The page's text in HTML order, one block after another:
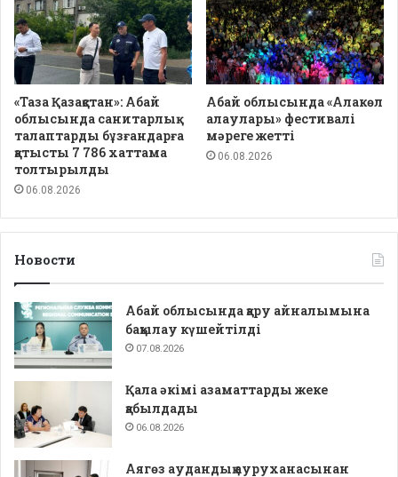
«Таза Қазақстан»: Абай
облысында санитарлық
талаптарды бұзғандарға
қатысты 7 786 хаттама
толтырылды
06.08.2026
Абай облысында «Алакөл
алаулары» фестивалі
мәреге жетті
06.08.2026
Новости
Абай облысында қару айналымына
бақылау күшейтілді
07.08.2026
Қала әкімі азаматтарды жеке
қабылдады
06.08.2026
Аягөз аудандық ауруханасынан